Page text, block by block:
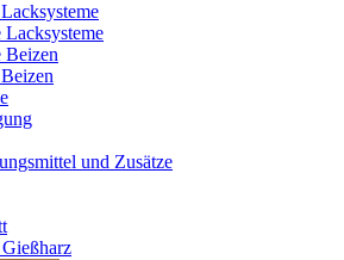
Lacksysteme
Beizen
und Zusätze